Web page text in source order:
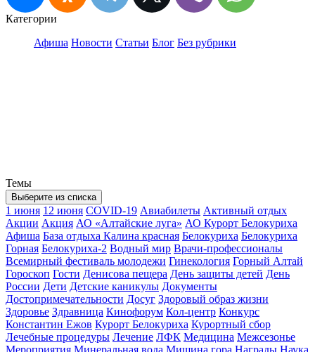
Категории
Афиша Новости Статьи Блог Без рубрики
Темы
Выберите из списка
1 июня 12 июня COVID-19 Авиабилеты Активный отдых
Акции Акция АО «Алтайские луга» АО Курорт Белокуриха
Афиша База отдыха Калина красная Белокуриха Белокуриха
Горная Белокуриха-2 Водный мир Врачи-профессионалы
Всемирный фестиваль молодежи Гинекология Горный Алтай
Гороскоп Гости Денисова пещера День защиты детей День
России Дети Детские каникулы Документы
Достопримечательности Досуг Здоровый образ жизни
Здоровье Здравница Кинофорум Кол-центр Конкурс
Константин Ежов Курорт Белокуриха Курортный сбор
Лечебные процедуры Лечение ЛФК Медицина Межсезонье
Мероприятия Минеральная вода Мишина гора Награды Наука